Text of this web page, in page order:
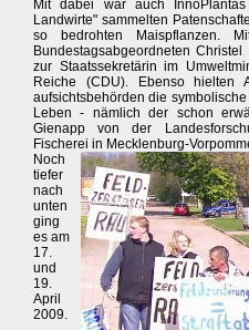
Mit dabei war auch
Landwirte" sammelten
so bedrohten Maispflanzen.
Bundestagsabgeordneten
zur Staatssekretärin im
Reiche (CDU). Ebenso hielten
aufsichtsbehörden die
Leben - nämlich der schon
Gienapp von der
Fischerei in Mecklenburg-
Noch
tiefer
nach
unten
ging
es am
17.
und
19.
April
2009.